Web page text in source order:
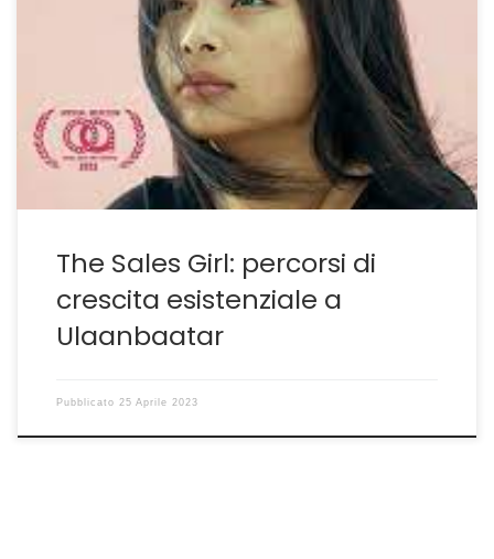
Al Feff25 la Mongolia che non ti aspetti THE SALES GIRL
del regista mongolo Janchivdorj Sengedorj è un film
presentato in anteprima italiana al Feff25 in grado di
mettere d’accordo tutti quanti e di illuminare di nuova
luce la Mongolia e la sua capitale Ulaanbaatar. Non
siamo più nel territorio […]
The Sales Girl: percorsi di
crescita esistenziale a
Ulaanbaatar
Pubblicato 25 Aprile 2023